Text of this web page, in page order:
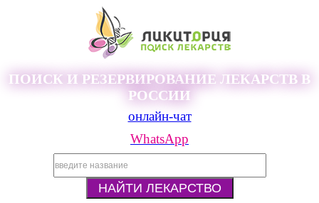
ПОИСК И РЕЗЕРВИРОВАНИЕ ЛЕКАРСТВ В
РОССИИ
онлайн-чат
WhatsApp